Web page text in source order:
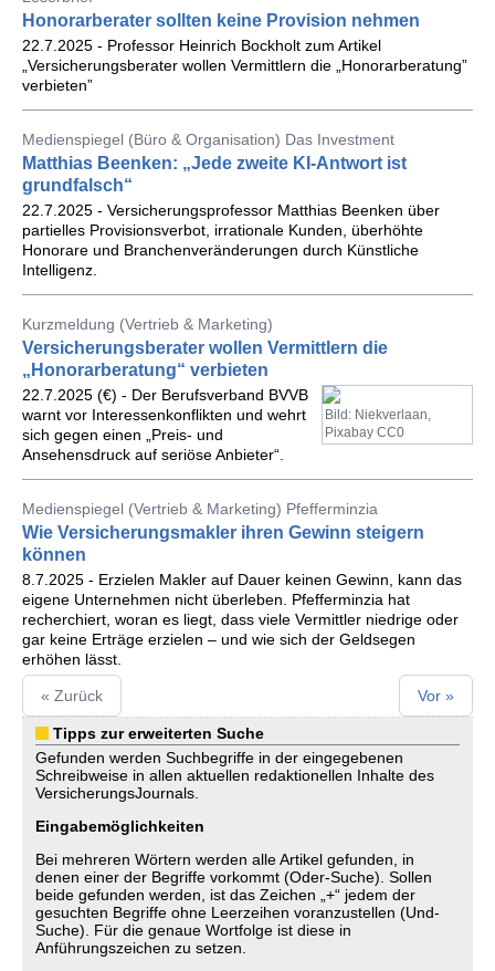
Honorarberater sollten keine Provision nehmen
22.7.2025 - Professor Heinrich Bockholt zum Artikel
„Versicherungsberater wollen Vermittlern die „Honorarberatung”
verbieten”
Medienspiegel (Büro & Organisation) Das Investment
Matthias Beenken: „Jede zweite KI-Antwort ist
grundfalsch“
22.7.2025 - Versicherungsprofessor Matthias Beenken über
partielles Provisionsverbot, irrationale Kunden, überhöhte
Honorare und Branchenveränderungen durch Künstliche
Intelligenz.
Kurzmeldung (Vertrieb & Marketing)
Versicherungsberater wollen Vermittlern die
„Honorarberatung“ verbieten
Bild: Niekverlaan,
Pixabay CC0
22.7.2025 (€) - Der Berufsverband BVVB
warnt vor Interessenkonflikten und wehrt
sich gegen einen „Preis- und
Ansehensdruck auf seriöse Anbieter“.
Medienspiegel (Vertrieb & Marketing) Pfefferminzia
Wie Versicherungsmakler ihren Gewinn steigern
können
8.7.2025 - Erzielen Makler auf Dauer keinen Gewinn, kann das
eigene Unternehmen nicht überleben. Pfefferminzia hat
recherchiert, woran es liegt, dass viele Vermittler niedrige oder
gar keine Erträge erzielen – und wie sich der Geldsegen
erhöhen lässt.
« Zurück Vor »
Tipps zur erweiterten Suche
Gefunden werden Suchbegriffe in der eingegebenen
Schreibweise in allen aktuellen redaktionellen Inhalte des
VersicherungsJournals.
Eingabemöglichkeiten
Bei mehreren Wörtern werden alle Artikel gefunden, in
denen einer der Begriffe vorkommt (Oder-Suche). Sollen
beide gefunden werden, ist das Zeichen „+“ jedem der
gesuchten Begriffe ohne Leerzeihen voranzustellen (Und-
Suche). Für die genaue Wortfolge ist diese in
Anführungszeichen zu setzen.